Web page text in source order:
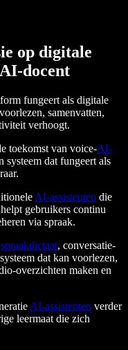
op digitale
docent
fungeert als digitale
samenvatten,
verhoogt.
toekomst van voice-AI-
systeem dat fungeert als
AI-assistenten die
gebruikers continu
via spraak.
spraakdictaat, conversatie-
dat kan voorlezen,
overzichten maken en
AI-assistenten verder
leermaat die zich